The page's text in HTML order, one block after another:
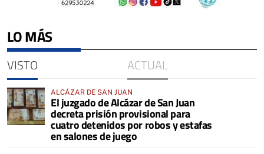
LO MÁS
VISTO ACTUAL
ALCÁZAR DE SAN JUAN
El juzgado de Alcázar de San Juan
decreta prisión provisional para
cuatro detenidos por robos y estafas
en salones de juego